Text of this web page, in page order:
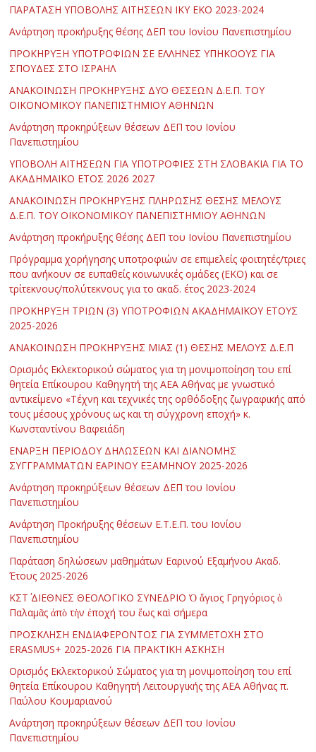
ΠΑΡΑΤΑΣΗ ΥΠΟΒΟΛΗΣ ΑΙΤΗΣΕΩΝ ΙΚΥ ΕΚΟ 2023-2024
Ανάρτηση προκήρυξης θέσης ΔΕΠ του Ιονίου Πανεπιστημίου
ΠΡΟΚΗΡΥΞΗ ΥΠΟΤΡΟΦΙΩΝ ΣΕ ΕΛΛΗΝΕΣ ΥΠΗΚΟΟΥΣ ΓΙΑ
ΣΠΟΥΔΕΣ ΣΤΟ ΙΣΡΑΗΛ
ΑΝΑΚΟΙΝΩΣΗ ΠΡΟΚΗΡΥΞΗΣ ΔΥΟ ΘΕΣΕΩΝ Δ.Ε.Π. ΤΟΥ
ΟΙΚΟΝΟΜΙΚΟΥ ΠΑΝΕΠΙΣΤΗΜΙΟΥ ΑΘΗΝΩΝ
Ανάρτηση προκηρύξεων θέσεων ΔΕΠ του Ιονίου
Πανεπιστημίου
ΥΠΟΒΟΛΗ ΑΙΤΗΣΕΩΝ ΓΙΑ ΥΠΟΤΡΟΦΙΕΣ ΣΤΗ ΣΛΟΒΑΚΙΑ ΓΙΑ ΤΟ
ΑΚΑΔΗΜΑΪΚΟ ΕΤΟΣ 2026 2027
ΑΝΑΚΟΙΝΩΣΗ ΠΡΟΚΗΡΥΞΗΣ ΠΛΗΡΩΣΗΣ ΘΕΣΗΣ ΜΕΛΟΥΣ
Δ.Ε.Π. ΤΟΥ ΟΙΚΟΝΟΜΙΚΟΥ ΠΑΝΕΠΙΣΤΗΜΙΟΥ ΑΘΗΝΩΝ
Ανάρτηση προκήρυξης θέσης ΔΕΠ του Ιονίου Πανεπιστημίου
Πρόγραμμα χορήγησης υποτροφιών σε επιμελείς φοιτητές/τριες
που ανήκουν σε ευπαθείς κοινωνικές ομάδες (ΕΚΟ) και σε
τρίτεκνους/πολύτεκνους για το ακαδ. έτος 2023-2024
ΠΡΟΚΗΡΥΞΗ ΤΡΙΩΝ (3) ΥΠΟΤΡΟΦΙΩΝ ΑΚΑΔΗΜΑΪΚΟΥ ΕΤΟΥΣ
2025-2026
ΑΝΑΚΟΙΝΩΣΗ ΠΡΟΚΗΡΥΞΗΣ ΜΙΑΣ (1) ΘΕΣΗΣ ΜΕΛΟΥΣ Δ.Ε.Π
Ορισμός Εκλεκτορικού σώματος για τη μονιμοποίηση του επί
θητεία Επίκουρου Καθηγητή της ΑΕΑ Αθήνας με γνωστικό
αντικείμενο «Τέχνη και τεχνικές της ορθόδοξης ζωγραφικής από
τους μέσους χρόνους ως και τη σύγχρονη εποχή» κ.
Κωνσταντίνου Βαφειάδη
ΕΝΑΡΞΗ ΠΕΡΙΟΔΟΥ ΔΗΛΩΣΕΩΝ ΚΑΙ ΔΙΑΝΟΜΗΣ
ΣΥΓΓΡΑΜΜΑΤΩΝ ΕΑΡΙΝΟΥ ΕΞΑΜΗΝΟΥ 2025-2026
Ανάρτηση προκηρύξεων θέσεων ΔΕΠ του Ιονίου
Πανεπιστημίου
Ανάρτηση Προκήρυξης θέσεων Ε.Τ.Ε.Π. του Ιονίου
Πανεπιστημίου
Παράταση δηλώσεων μαθημάτων Εαρινού Εξαμήνου Ακαδ.
Έτους 2025-2026
ΚΣΤ΄ ΔΙΕΘΝΕΣ ΘΕΟΛΟΓΙΚΟ ΣΥΝΕΔΡΙΟ Ὁ ἅγιος Γρηγόριος ὁ
Παλαμᾶς ἀπὸ τὴν ἐποχή του ἕως καὶ σήμερα
ΠΡΟΣΚΛΗΣΗ ΕΝΔΙΑΦΕΡΟΝΤΟΣ ΓΙΑ ΣΥΜΜΕΤΟΧΗ ΣΤΟ
ERASMUS+ 2025-2026 ΓΙΑ ΠΡΑΚΤΙΚΗ ΑΣΚΗΣΗ
Ορισμός Εκλεκτορικού Σώματος για τη μονιμοποίηση του επί
θητεία Επίκουρου Καθηγητή Λειτουργικής της ΑΕΑ Αθήνας π.
Παύλου Κουμαριανού
Ανάρτηση προκηρύξεων θέσεων ΔΕΠ του Ιονίου
Πανεπιστημίου